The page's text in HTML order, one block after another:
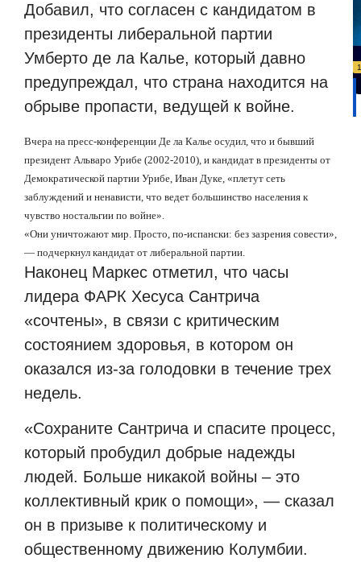
Добавил, что согласен с кандидатом в
президенты либеральной партии
Умберто де ла Калье, который давно
предупреждал, что страна находится на
обрыве пропасти, ведущей к войне.
Вчера на пресс-конференции Де ла Калье осудил, что и бывший
президент Альваро Урибе (2002-2010), и кандидат в президенты от
Демократической партии Урибе, Иван Дуке, «плетут сеть
заблуждений и ненависти, что ведет большинство населения к
чувство ностальгии по войне».
«Они уничтожают мир. Просто, по-испански: без зазрения совести»,
— подчеркнул кандидат от либеральной партии.
Наконец Маркес отметил, что часы
лидера ФАРК Хесуса Сантрича
«сочтены», в связи с критическим
состоянием здоровья, в котором он
оказался из-за голодовки в течение трех
недель.
«Сохраните Сантрича и спасите процесс,
который пробудил добрые надежды
людей. Больше никакой войны – это
коллективный крик о помощи», — сказал
он в призыве к политическому и
общественному движению Колумбии.